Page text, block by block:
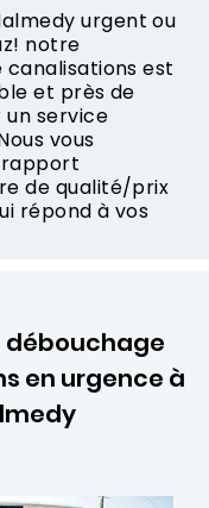
urgent ou
notre
est
et près de
un service
vous
de qualité/prix
répond à vos
débouchage
en urgence à